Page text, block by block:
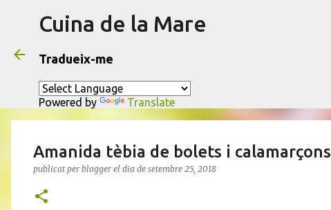
Cuina de la Mare
Tradueix-me
Powered by Translate
Amanida tèbia de bolets i calamarçons
publicat per blogger el dia de setembre 25, 2018